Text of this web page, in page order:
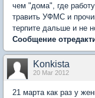
чем "дома", где
травить УФМС и
терпите дальше и не
Сообщение
Konkista
20 Mar 2012
21 марта как раз у